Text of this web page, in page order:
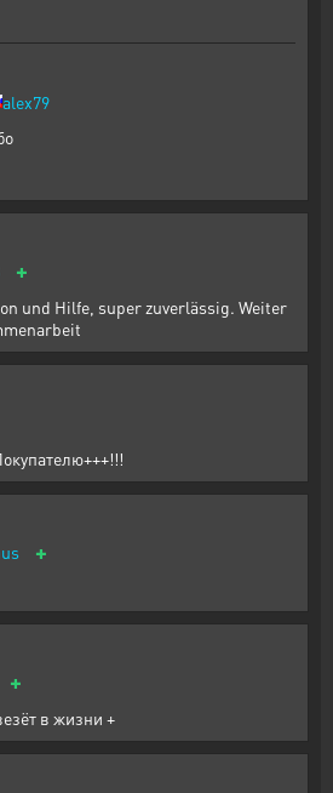
alex79
+
und Hilfe, super zuverlässig. Weiter
+
+
в жизни +